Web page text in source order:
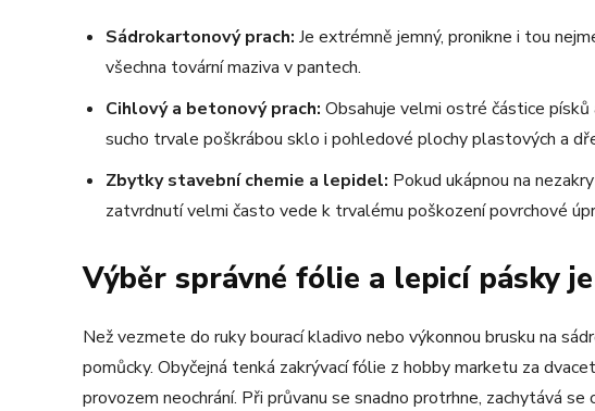
Sádrokartonový prach: Je extrémně jemný, pronikne i tou
všechna tovární maziva v pantech.
Cihlový a betonový prach: Obsahuje velmi ostré částice
sucho trvale poškrábou sklo i pohledové plochy plastových a
Zbytky stavební chemie a lepidel: Pokud ukápnou na
zatvrdnutí velmi často vede k trvalému poškození povrchové
Výběr správné fólie a lepicí pásky
Než vezmete do ruky bourací kladivo nebo výkonnou brusku na
pomůcky. Obyčejná tenká zakrývací fólie z hobby marketu za
provozem neochrání. Při průvanu se snadno protrhne, zachytává se